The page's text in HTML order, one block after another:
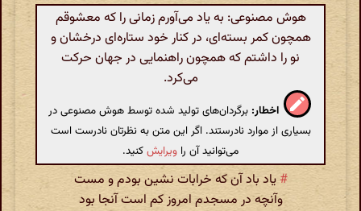
هوش مصنوعی: به یاد می‌آورم زمانی را که معشوقم
همچون کمر بسته‌ای، در کنار خود ستاره‌ای درخشان و
نو را داشتم که همچون راهنمایی در جهان حرکت
می‌کرد.
اخطار: برگردان‌های تولید شده توسط هوش مصنوعی در
بسیاری از موارد نادرستند. اگر این متن به نظرتان نادرست است
می‌توانید آن را ویرایشکنید.
# یاد باد آن که خرابات نشین بودم و مست
وآنچه در مسجدم امروز کم است آنجا بود